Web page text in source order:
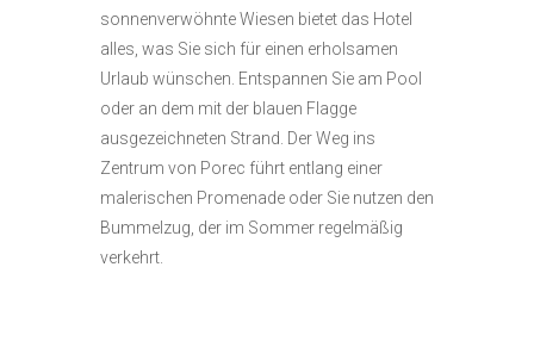
sonnenverwöhnte Wiesen bietet das Hotel
alles, was Sie sich für einen erholsamen
Urlaub wünschen. Entspannen Sie am Pool
oder an dem mit der blauen Flagge
ausgezeichneten Strand. Der Weg ins
Zentrum von Porec führt entlang einer
malerischen Promenade oder Sie nutzen den
Bummelzug, der im Sommer regelmäßig
verkehrt.